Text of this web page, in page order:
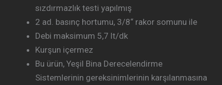
sızdırmazlık testi yapılmış
2 ad. basınç hortumu, 3/8“ rakor somunu ile
Debi maksimum 5,7 lt/dk
Kurşun içermez
Bu ürün, Yeşil Bina Derecelendirme
Sistemlerinin gereksinimlerinin karşılanmasına